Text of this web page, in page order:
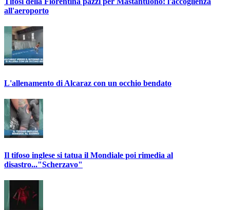
all'aeroporto
L'allenamento di Alcaraz con un occhio bendato
Il tifoso inglese si tatua il Mondiale poi rimedia al
disastro..."Scherzavo"